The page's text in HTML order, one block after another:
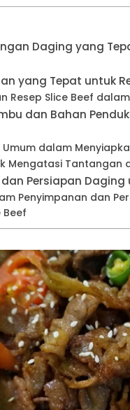
Daging yang
yang Tepat untuk
Resep Slice Beef
dan Bahan
dalam
Mengatasi Tantangan
Persiapan Daging
Penyimpanan dan
Beef